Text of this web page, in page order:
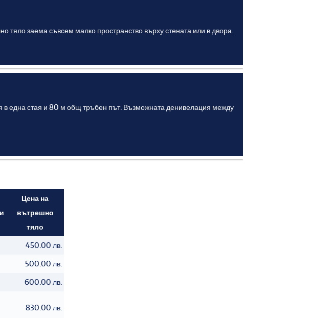
заема съвсем малко пространство върху стената или в двора.
в една стая и 80 м общ тръбен път. Възможната денивелация между
Цена на
вътрешно
тяло
450.00 лв.
500.00 лв.
600.00 лв.
830.00 лв.